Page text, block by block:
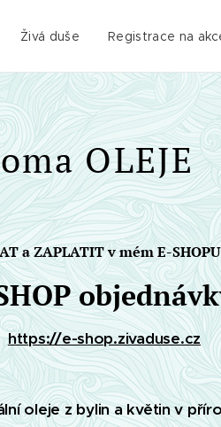
Živá duše Registrace na
OLEJE
a ZAPLATIT v mém E-
https://e-shop.zivaduse.cz
oleje z bylin a květin v